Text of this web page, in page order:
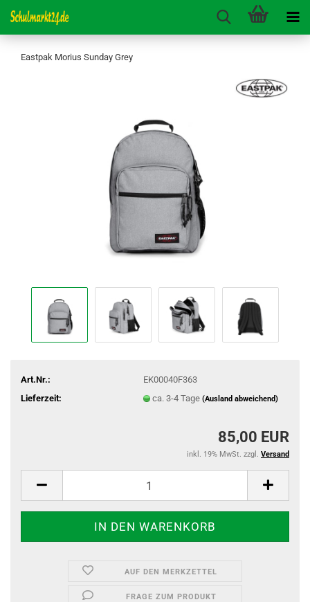
Eastpak Morius Sunday Grey
Art.Nr.:
EK00040F363
Lieferzeit:
ca. 3-4 Tage (Ausland abweichend)
85,00 EUR
inkl. 19% MwSt. zzgl. Versand
AUF DEN MERKZETTEL
FRAGE ZUM PRODUKT